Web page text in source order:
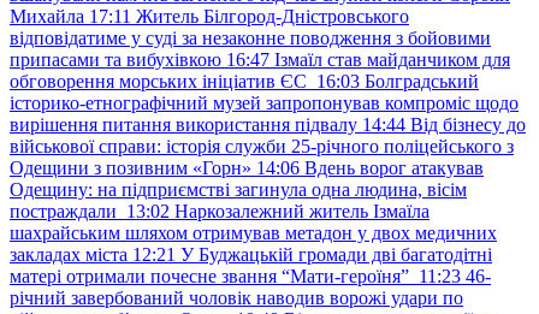
Михайла 17:11 Житель Білгород-Дністровського
відповідатиме у суді за незаконне поводження з бойовими
припасами та вибухівкою 16:47 Ізмаїл став майданчиком для
обговорення морських ініціатив ЄС 16:03 Болградський
історико-етнографічний музей запропонував компроміс щодо
вирішення питання використання підвалу 14:44 Від бізнесу до
військової справи: історія служби 25-річного поліцейського з
Одещини з позивним «Горн» 14:06 Вдень ворог атакував
Одещину: на підприємстві загинула одна людина, вісім
постраждали 13:02 Наркозалежний житель Ізмаїла
шахрайським шляхом отримував метадон у двох медичних
закладах міста 12:21 У Буджацькій громади дві багатодітні
матері отримали почесне звання “Мати-героїня” 11:23 46-
річний завербований чоловік наводив ворожі удари по